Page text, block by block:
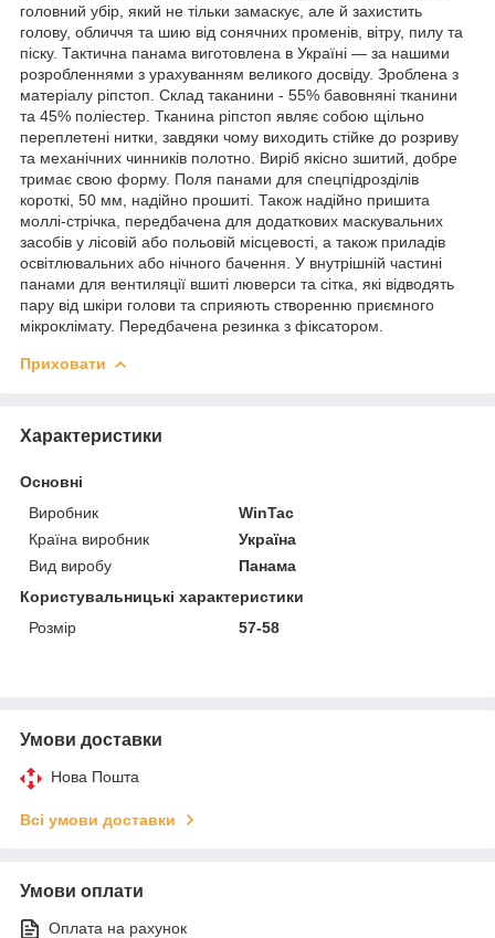
головний убір, який не тільки замаскує, але й захистить
голову, обличчя та шию від сонячних променів, вітру, пилу та
піску. Тактична панама виготовлена в Україні — за нашими
розробленнями з урахуванням великого досвіду. Зроблена з
матеріалу ріпстоп. Склад таканини - 55% бавовняні тканини
та 45% поліестер. Тканина ріпстоп являє собою щільно
переплетені нитки, завдяки чому виходить стійке до розриву
та механічних чинників полотно. Виріб якісно зшитий, добре
тримає свою форму. Поля панами для спецпідрозділів
короткі, 50 мм, надійно прошиті. Також надійно пришита
моллі-стрічка, передбачена для додаткових маскувальних
засобів у лісовій або польовій місцевості, а також приладів
освітлювальних або нічного бачення. У внутрішній частині
панами для вентиляції вшиті люверси та сітка, які відводять
пару від шкіри голови та сприяють створенню приємного
мікроклімату. Передбачена резинка з фіксатором.
Приховати
Характеристики
Основні
Виробник
WinTac
Країна виробник
Україна
Вид виробу
Панама
Користувальницькі характеристики
Розмір
57-58
Умови доставки
Нова Пошта
Всі умови доставки
Умови оплати
Оплата на рахунок